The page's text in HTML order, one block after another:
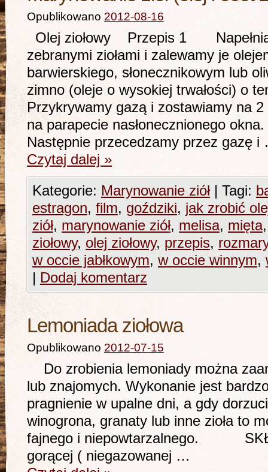
Opublikowano 2012-08-16
Olej ziołowy Przepis 1
zebranymi ziołami i zalewamy je
barwierskiego, słonecznikowym lub
zimno (oleje o wysokiej trwałości) o
Przykrywamy gazą i zostawiamy na
na parapecie nasłonecznionego
Następnie przecedzamy przez gazę
Czytaj dalej »
Kategorie: Marynowanie ziół | Tagi:
estragon, film, goździki, jak zrobić
ziół, marynowanie ziół, melisa, mięta
ziołowy, olej ziołowy, przepis,
w occie jabłkowym, w occie winnym,
| Dodaj komentarz
Lemoniada ziołowa
Opublikowano 2012-07-15
Do zrobienia lemoniady można
lub znajomych. Wykonanie jest
pragnienie w upalne dni, a gdy
winogrona, granaty lub inne zioła to
fajnego i niepowtarzalnego.
gorącej ( niegazowanej …